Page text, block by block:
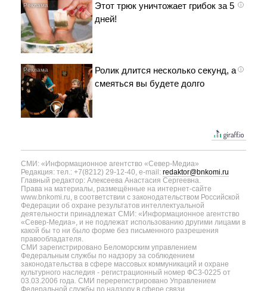
i
Этот трюк уничтожает грибок за 5
дней!
i
Ролик длится несколько секунд, а
смеяться вы будете долго
СМИ: «Информационное агентство «Север-Медиа»
Редакция: тел.: +7(8212) 29-12-40, e-mail: redaktor@bnkomi.ru
Главный редактор: Алексеева Анастасия Сергеевна.
Права на материалы, размещённые на интернет-сайте
www.bnkomi.ru, в соответствии с законодательством Российской
Федерации об охране результатов интеллектуальной
деятельности принадлежат СМИ: «Информационное агентство
«Север-Медиа», и не подлежат использованию другими лицами в
какой бы то ни было форме без письменного разрешения
правообладателя.
СМИ зарегистрировано Беломорским управлением
Федеральным службы по надзору за соблюдением
законодательства в сфере массовых коммуникаций и охране
культурного наследия - регистрационный номер ФС3-0225 от
03.03.2006 года. СМИ перерегистрировано Управлением
Федеральной службы по надзору в сфере связи,